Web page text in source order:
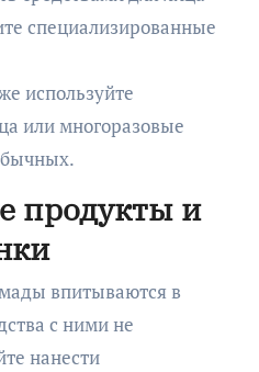
специализированные
используйте
или многоразовые
продукты и
впитываются в
с ними не
нанести